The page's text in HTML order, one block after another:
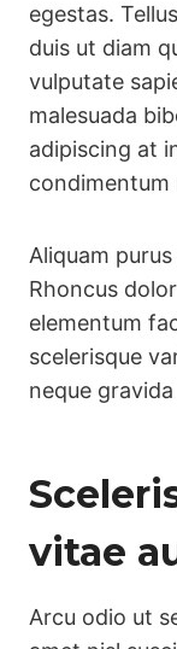
egestas.
duis ut diam
vulputate
malesuada
adipiscing at
condimentum
Aliquam
Rhoncus
elementum
scelerisque
neque
vitae
Arcu odio ut